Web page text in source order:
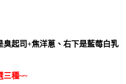
臭起司+焦洋蔥、右下是藍莓白乳
三種~~